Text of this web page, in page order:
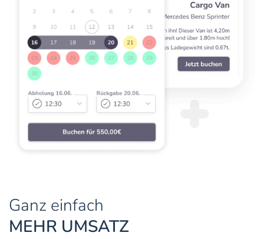
Ganz einfach
MEHR UMSATZ